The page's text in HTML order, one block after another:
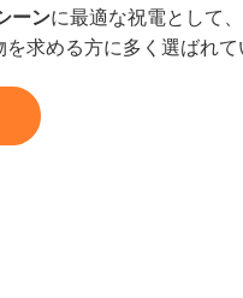
ーンに最適な祝電として
求める方に多く選ばれて